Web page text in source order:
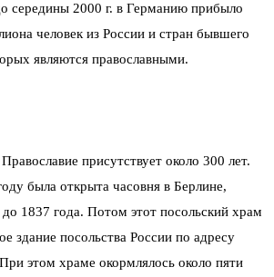
середины 2000 г. в Германию прибыло
человек из России и стран бывшего
являются православными.
присутствует около 300 лет.
была открыта часовня в Берлине,
1837 года. Потом этот посольский храм
здание посольства России по адресу
этом храме окормлялось около пяти